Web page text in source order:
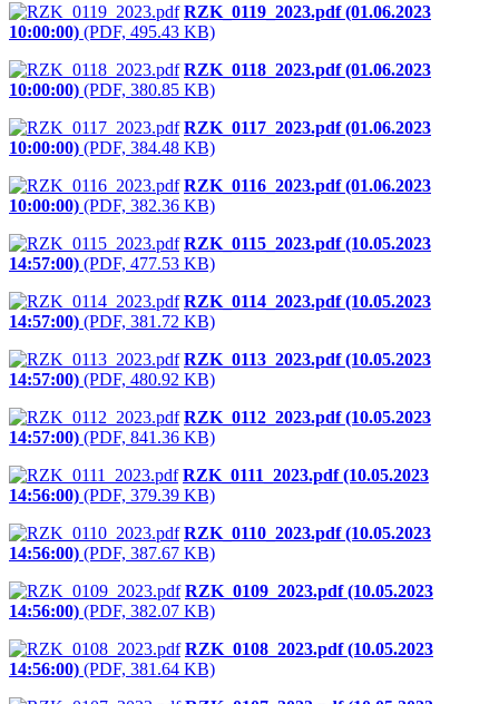
RZK_0119_2023.pdf (01.06.2023
10:00:00) (PDF, 495.43 KB)
RZK_0118_2023.pdf (01.06.2023
10:00:00) (PDF, 380.85 KB)
RZK_0117_2023.pdf (01.06.2023
10:00:00) (PDF, 384.48 KB)
RZK_0116_2023.pdf (01.06.2023
10:00:00) (PDF, 382.36 KB)
RZK_0115_2023.pdf (10.05.2023
14:57:00) (PDF, 477.53 KB)
RZK_0114_2023.pdf (10.05.2023
14:57:00) (PDF, 381.72 KB)
RZK_0113_2023.pdf (10.05.2023
14:57:00) (PDF, 480.92 KB)
RZK_0112_2023.pdf (10.05.2023
14:57:00) (PDF, 841.36 KB)
RZK_0111_2023.pdf (10.05.2023
14:56:00) (PDF, 379.39 KB)
RZK_0110_2023.pdf (10.05.2023
14:56:00) (PDF, 387.67 KB)
RZK_0109_2023.pdf (10.05.2023
14:56:00) (PDF, 382.07 KB)
RZK_0108_2023.pdf (10.05.2023
14:56:00) (PDF, 381.64 KB)